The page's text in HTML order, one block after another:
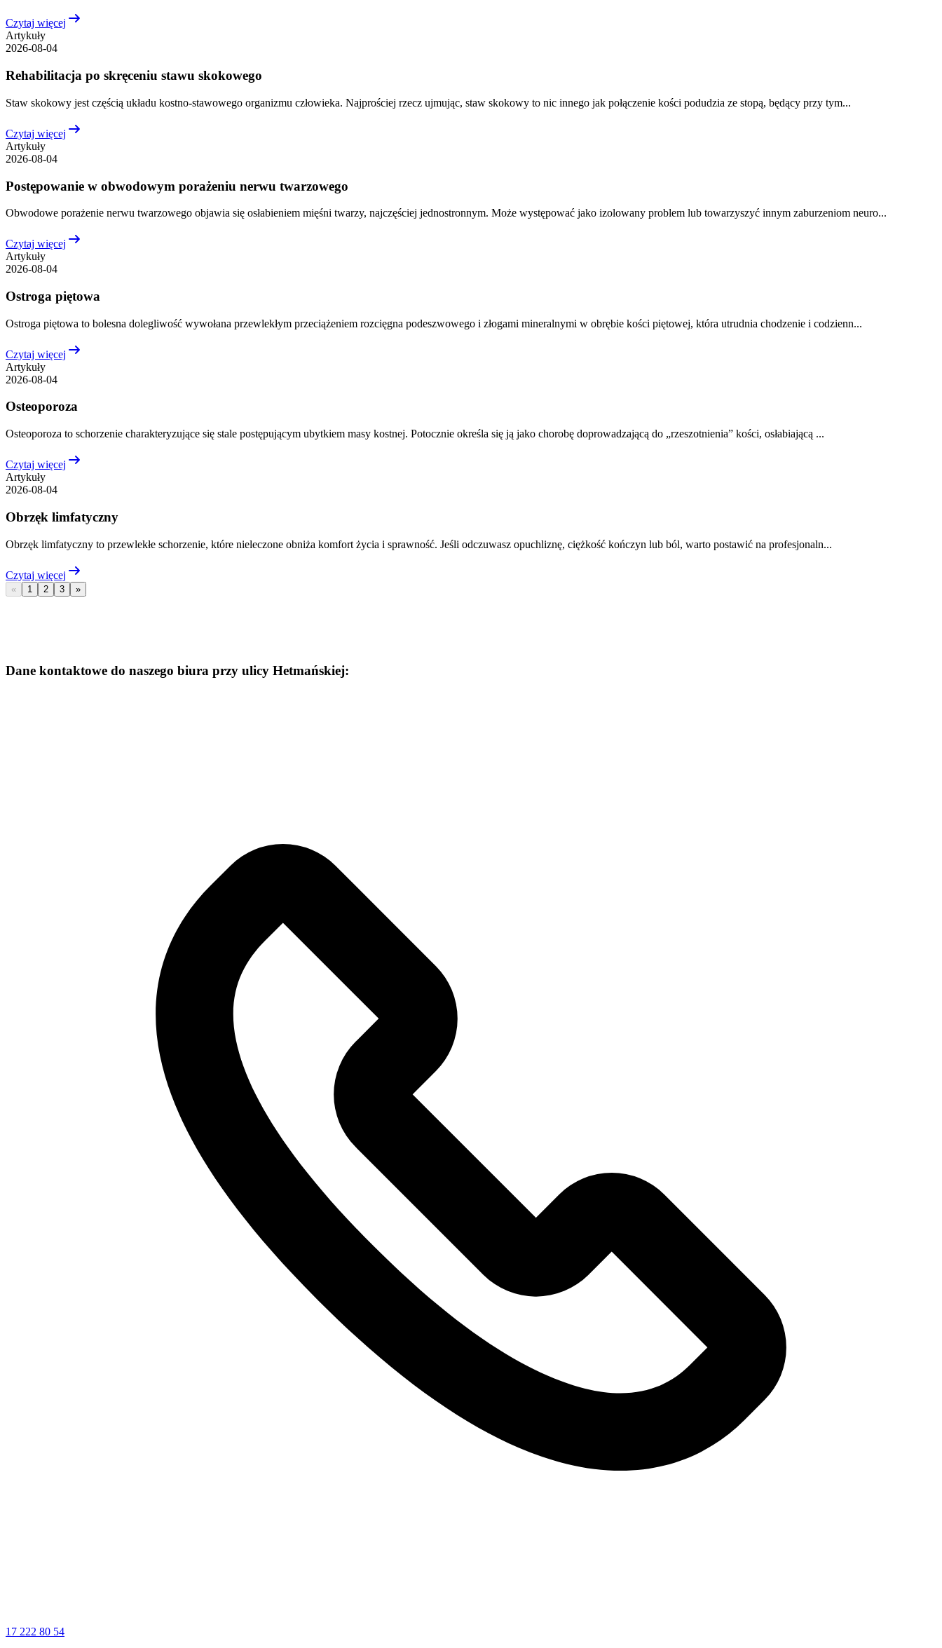
Czytaj więcej
Artykuły
2026-08-04
Rehabilitacja po skręceniu stawu skokowego
Staw skokowy jest częścią układu kostno-stawowego organizmu człowieka. Najprościej rzecz ujmując, staw skokowy to nic innego jak połączenie kości podudzia ze stopą, będący przy tym...
Czytaj więcej
Artykuły
2026-08-04
Postępowanie w obwodowym porażeniu nerwu twarzowego
Obwodowe porażenie nerwu twarzowego objawia się osłabieniem mięśni twarzy, najczęściej jednostronnym. Może występować jako izolowany problem lub towarzyszyć innym zaburzeniom neuro...
Czytaj więcej
Artykuły
2026-08-04
Ostroga piętowa
Ostroga piętowa to bolesna dolegliwość wywołana przewlekłym przeciążeniem rozcięgna podeszwowego i złogami mineralnymi w obrębie kości piętowej, która utrudnia chodzenie i codzienn...
Czytaj więcej
Artykuły
2026-08-04
Osteoporoza
Osteoporoza to schorzenie charakteryzujące się stale postępującym ubytkiem masy kostnej. Potocznie określa się ją jako chorobę doprowadzającą do „rzeszotnienia” kości, osłabiającą ...
Czytaj więcej
Artykuły
2026-08-04
Obrzęk limfatyczny
Obrzęk limfatyczny to przewlekłe schorzenie, które nieleczone obniża komfort życia i sprawność. Jeśli odczuwasz opuchliznę, ciężkość kończyn lub ból, warto postawić na profesjonaln...
Czytaj więcej
« 1 2 3 »
Dane kontaktowe do naszego biura przy ulicy Hetmańskiej:
17 222 80 54